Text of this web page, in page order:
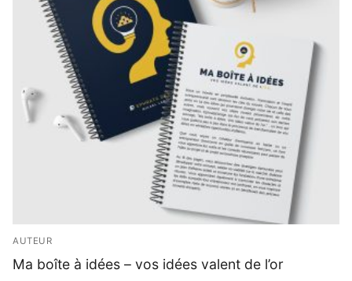
AUTEUR
Ma boîte à idées – vos idées valent de l’or